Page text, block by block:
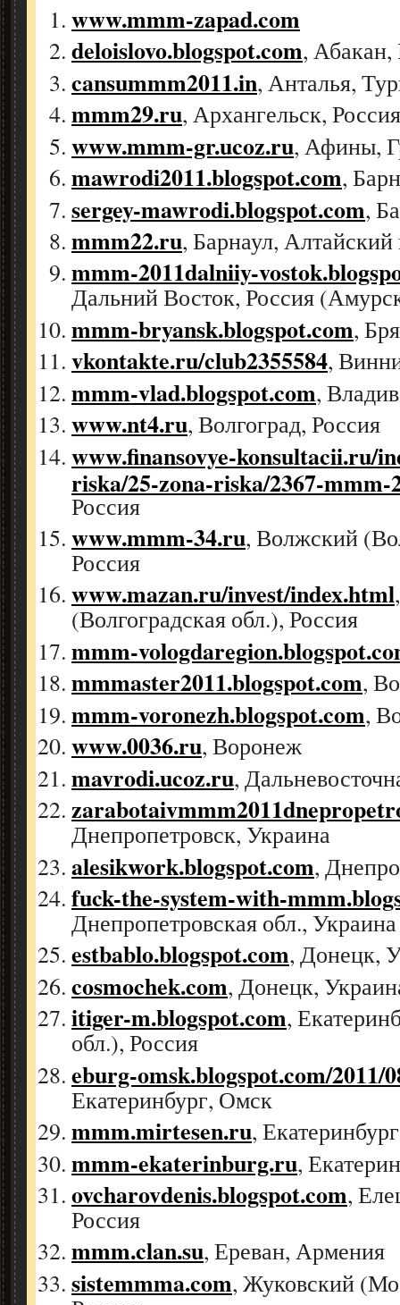
www.mmm-zapad.com
deloislovo.blogspot.com, Абакан,
cansummm2011.in, Анталья,
mmm29.ru, Архангельск, Россия
www.mmm-gr.ucoz.ru, Афины,
mawrodi2011.blogspot.com,
sergey-mawrodi.blogspot.com,
mmm22.ru, Барнаул, Алтайский
mmm-2011dalniiy-
Дальний Восток, Россия
mmm-bryansk.blogspot.com,
vkontakte.ru/club2355584,
mmm-vlad.blogspot.com,
www.nt4.ru, Волгоград, Россия
www.finansovye-konsultacii.ru/
riska/25-zona-riska/2367-mmm-
Россия
www.mmm-34.ru, Волжский
Россия
www.mazan.ru/invest/index.html
(Волгоградская обл.), Россия
mmm-
mmmaster2011.blogspot.com,
mmm-voronezh.blogspot.com,
www.0036.ru, Воронеж
mavrodi.ucoz.ru,
Днепропетровск, Украина
alesikwork.blogspot.com,
fuck-the-system-with-
Днепропетровская обл., Украина
estbablo.blogspot.com, Донецк,
cosmochek.com, Донецк,
itiger-m.blogspot.com,
обл.), Россия
eburg-omsk.blogspot.com/2011/
Екатеринбург, Омск
mmm.mirtesen.ru,
mmm-ekaterinburg.ru,
ovcharovdenis.blogspot.com,
Россия
mmm.clan.su, Ереван, Армения
sistemmma.com, Жуковский